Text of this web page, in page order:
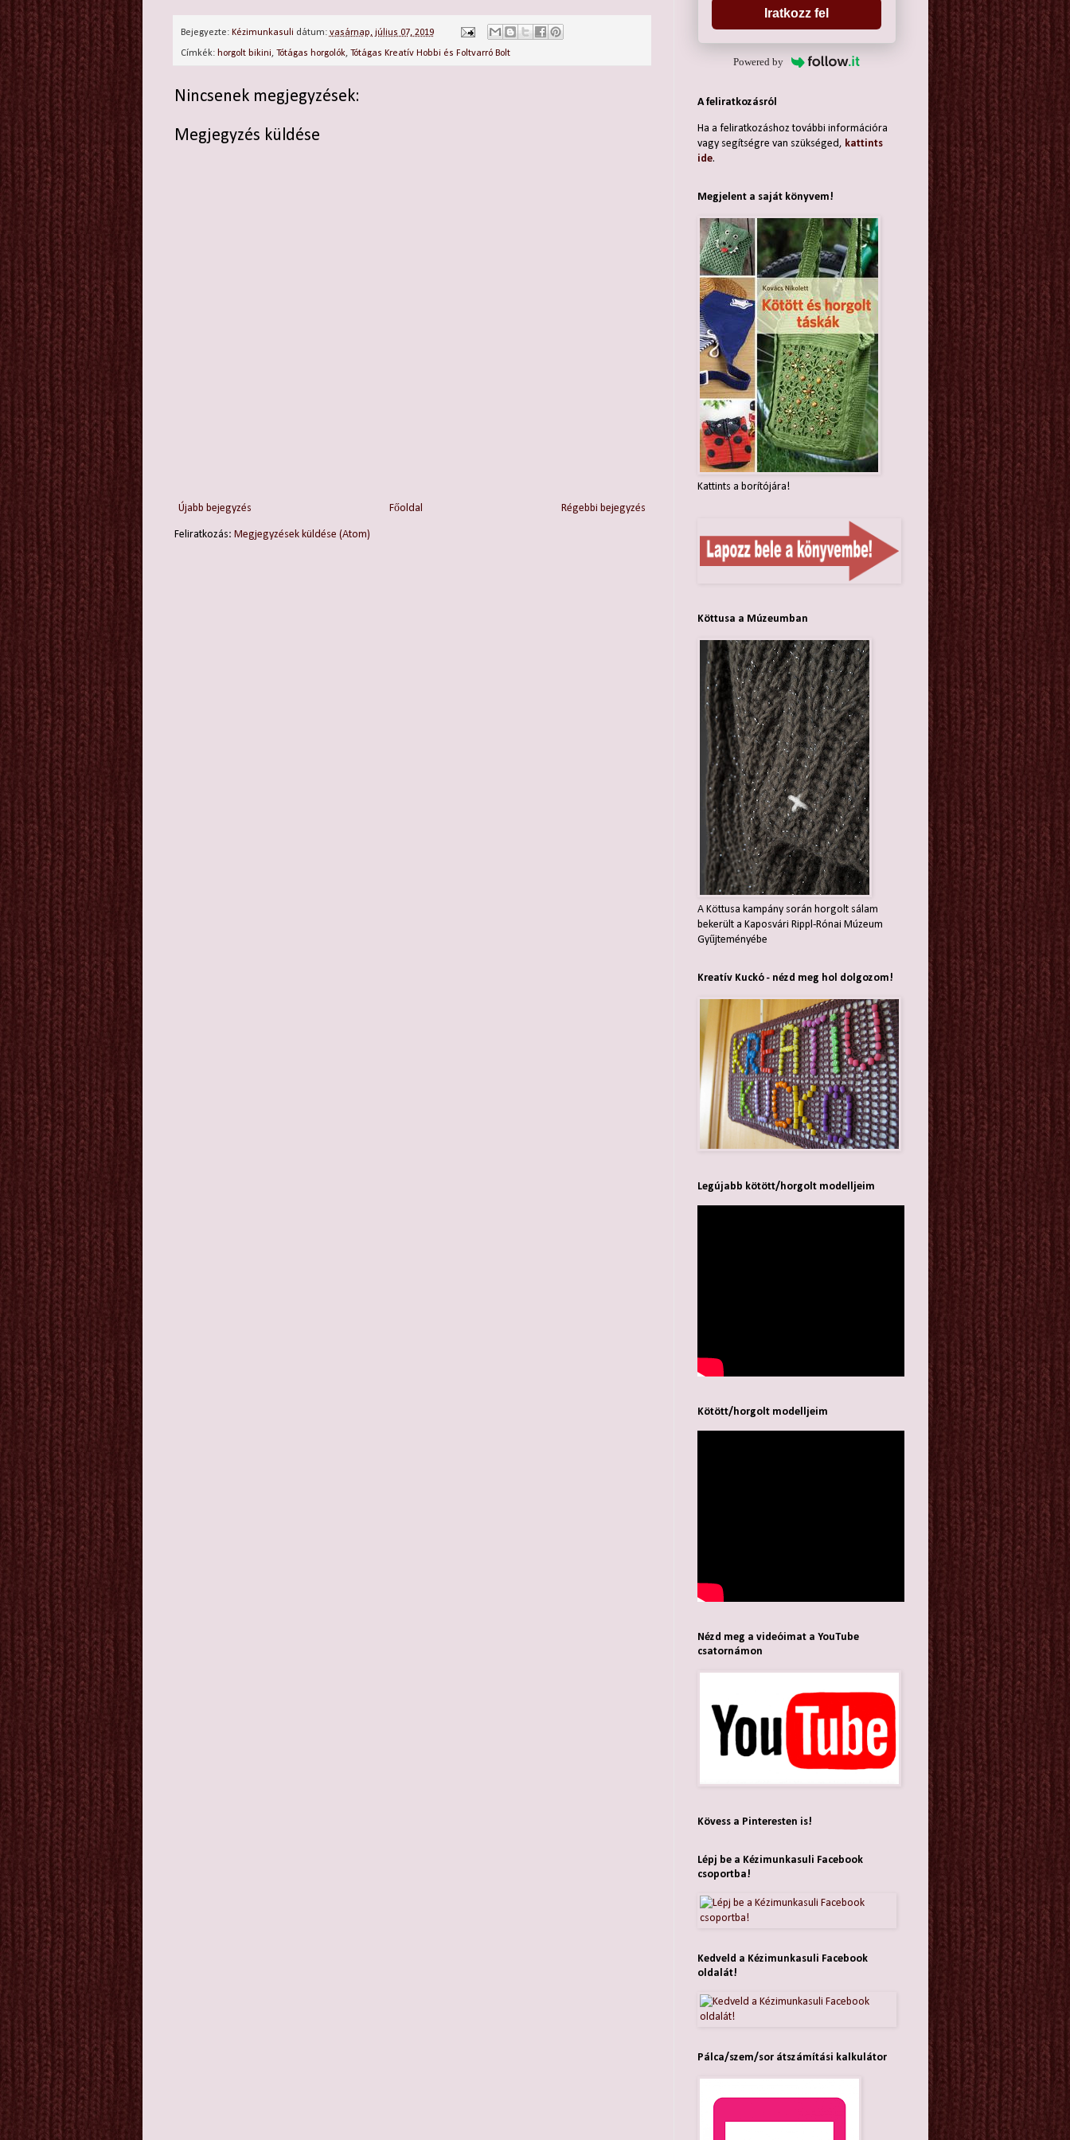
Bejegyezte: Kézimunkasuli dátum: vasárnap, július 07, 2019
Címkék: horgolt bikini, Tótágas horgolók, Tótágas Kreatív Hobbi és Foltvarró Bolt
Nincsenek megjegyzések:
Megjegyzés küldése
Újabb bejegyzés Régebbi bejegyzés
Főoldal
Feliratkozás: Megjegyzések küldése (Atom)
Iratkozz fel
Powered by
A feliratkozásról
Ha a feliratkozáshoz további információra
vagy segítségre van szükséged, kattints
ide.
Megjelent a saját könyvem!
Kattints a borítójára!
Köttusa a Múzeumban
A Köttusa kampány során horgolt sálam
bekerült a Kaposvári Rippl-Rónai Múzeum
Gyűjteményébe
Kreatív Kuckó - nézd meg hol dolgozom!
Legújabb kötött/horgolt modelljeim
Kötött/horgolt modelljeim
Nézd meg a videóimat a YouTube
csatornámon
Kövess a Pinteresten is!
Lépj be a Kézimunkasuli Facebook
csoportba!
Kedveld a Kézimunkasuli Facebook
oldalát!
Pálca/szem/sor átszámítási kalkulátor